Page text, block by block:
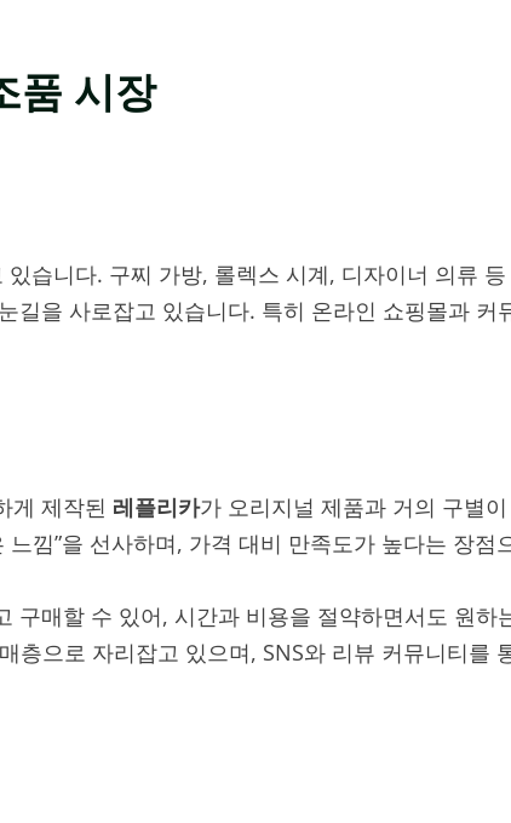
품 시장
습니다. 구찌 가방, 롤렉스 시계, 디자이너 의류
을 사로잡고 있습니다. 특히 온라인 쇼핑몰과 커
게 제작된 레플리카가 오리지널 제품과 거의 구별
낌”을 선사하며, 가격 대비 만족도가 높다는 장점
매할 수 있어, 시간과 비용을 절약하면서도 원하
으로 자리잡고 있으며, SNS와 리뷰 커뮤니티를